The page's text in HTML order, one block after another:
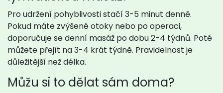
Pro udržení pohyblivosti stačí 3-5 minut denně.
Pokud máte zvýšené otoky nebo po operaci,
doporučuje se denní masáž po dobu 2-4 týdnů. Poté
můžete přejít na 3-4 krát týdně. Pravidelnost je
důležitější než délka.
Můžu si to dělat sám doma?